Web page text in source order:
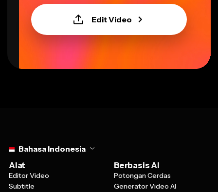
Edit Video
Bahasa Indonesia
Alat
Editor Video
Subtitle
Berbasis AI
Potongan Cerdas
Generator Video AI